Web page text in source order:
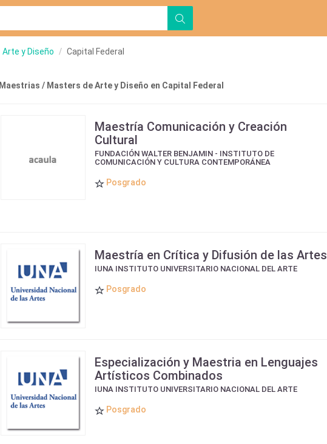
Arte y Diseño Capital Federal
Maestrias / Masters de Arte y Diseño en Capital Federal
Maestría Comunicación y Creación
Cultural
FUNDACIÓN WALTER BENJAMIN - INSTITUTO DE
COMUNICACIÓN Y CULTURA CONTEMPORÁNEA
Posgrado
Maestría en Crítica y Difusión de las Artes
IUNA INSTITUTO UNIVERSITARIO NACIONAL DEL ARTE
Posgrado
Especialización y Maestria en Lenguajes
Artísticos Combinados
IUNA INSTITUTO UNIVERSITARIO NACIONAL DEL ARTE
Posgrado